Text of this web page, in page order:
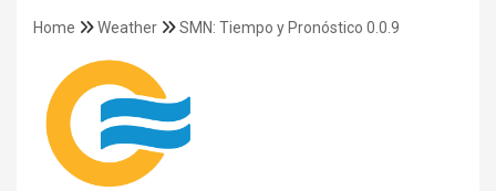
Home Weather SMN: Tiempo y Pronóstico 0.0.9